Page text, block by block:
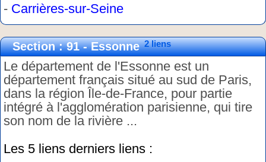
- Carrières-sur-Seine
Section : 91 - Essonne 2 liens
Le département de l'Essonne est un
département français situé au sud de Paris,
dans la région Île-de-France, pour partie
intégré à l'agglomération parisienne, qui tire
son nom de la rivière ...
Les 5 liens derniers liens :